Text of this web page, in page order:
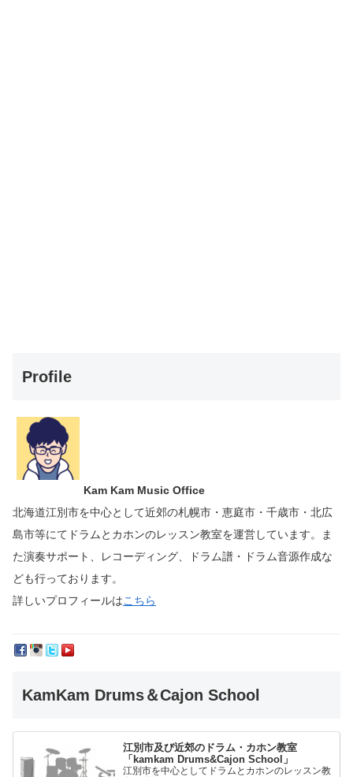
Profile
Kam Kam Music Office
北海道江別市を中心として近郊の札幌市・恵庭市・千歳市・北広
島市等にて ドラムとカホンのレッスン教室を運営しています。
ま
た演奏サポート、レコーディング、ドラム譜・ドラム音源作成な
ども行っております。
詳しいプロフィールはこちら
KamKam Drums＆Cajon School
江別市及び近郊のドラム・カホン教室
「kamkam Drums&Cajon School」
江別市を中心としてドラムとカホンのレッスン教